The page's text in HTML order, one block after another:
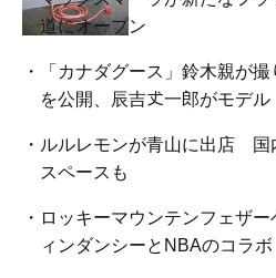
道にオープン
「カナダグース」鈴木親が
を公開、辰吉𠀋一郎がモデル
ルルレモンが青山に出店 国
スペースも
ロッキーマウンテンフェザ
ィンダンシーとNBAのコラボ